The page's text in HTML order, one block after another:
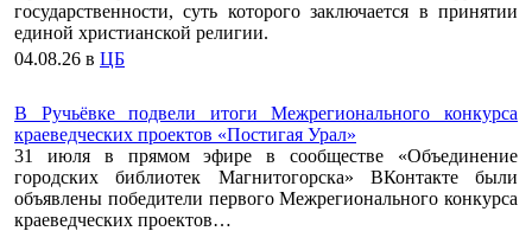
государственности, суть которого заключается в принятии
единой христианской религии.
04.08.26 в ЦБ
В Ручьёвке подвели итоги Межрегионального конкурса
краеведческих проектов «Постигая Урал»
31 июля в прямом эфире в сообществе «Объединение
городских библиотек Магнитогорска» ВКонтакте были
объявлены победители первого Межрегионального конкурса
краеведческих проектов…